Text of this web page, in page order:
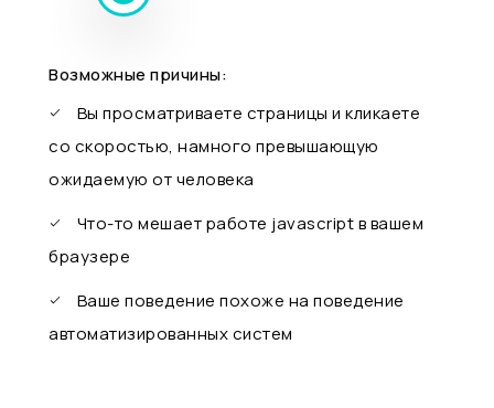
Возможные причины:
Вы просматриваете страницы и кликаете
со скоростью, намного превышающую
ожидаемую от человека
Что-то мешает работе javascript в вашем
браузере
Ваше поведение похоже на поведение
автоматизированных систем